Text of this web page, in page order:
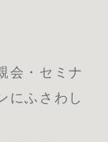
会・セミナ
にふさわし